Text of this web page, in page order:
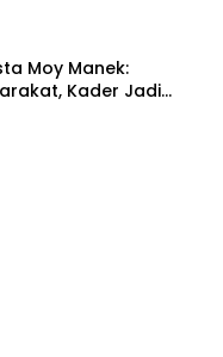
Moy Manek:
Kader Jadi
Stunting